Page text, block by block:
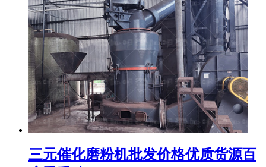
三元催化磨粉机批发价格优质货源百